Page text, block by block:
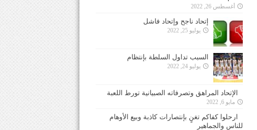
أغسطس 26, 2022
إتحاد ناجح وإتحاد فاشل
يوليو 25, 2022
السبب تداول السلطة بإنتظام
يوليو 24, 2022
الإتحاد المراهق وتصرفاته الصبيانية تورط اللعبة
مايو 6, 2022
ارحلوا كفاكم تغنٍ بإنتصارات كاذبة وبيع الأوهام
للناس والجماهير